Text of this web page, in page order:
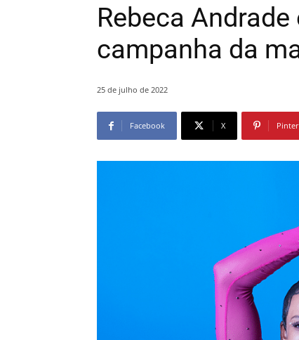
Rebeca
campanha da
25 de julho de 2022
Facebook X